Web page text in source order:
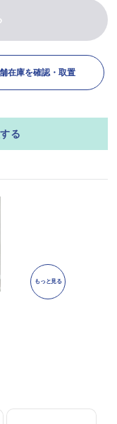
在庫を確認・取置
る
もっと見る